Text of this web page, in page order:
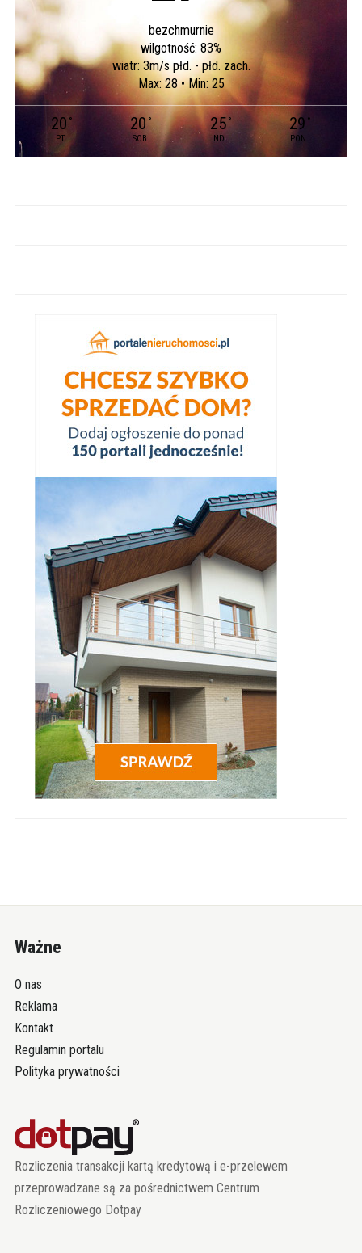
bezchmurnie
wilgotność: 83%
wiatr: 3m/s płd. - płd. zach.
Max: 28 • Min: 25
20 °
PT
20°
SOB
25 °
ND
29 °
PON
Ważne
O nas
Reklama
Kontakt
Regulamin portalu
Polityka prywatności
Rozliczenia transakcji kartą kredytową i e-przelewem
przeprowadzane są za pośrednictwem Centrum
Rozliczeniowego Dotpay